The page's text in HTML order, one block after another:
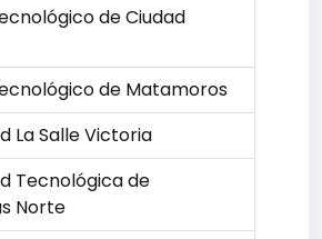
de Ciudad
de Matamoros
La Salle Victoria
Tecnológica de
Norte